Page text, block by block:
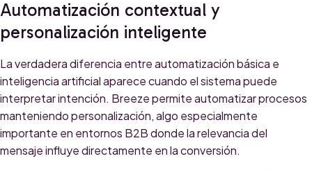
Automatización contextual y
personalización inteligente
La verdadera diferencia entre automatización básica e
inteligencia artificial aparece cuando el sistema puede
interpretar intención. Breeze permite automatizar procesos
manteniendo personalización, algo especialmente
importante en entornos B2B donde la relevancia del
mensaje influye directamente en la conversión.